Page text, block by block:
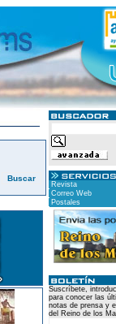
Revista
Correo Web
Postales
Suscríbete,
para conocer las
notas de prensa y
del Reino de los